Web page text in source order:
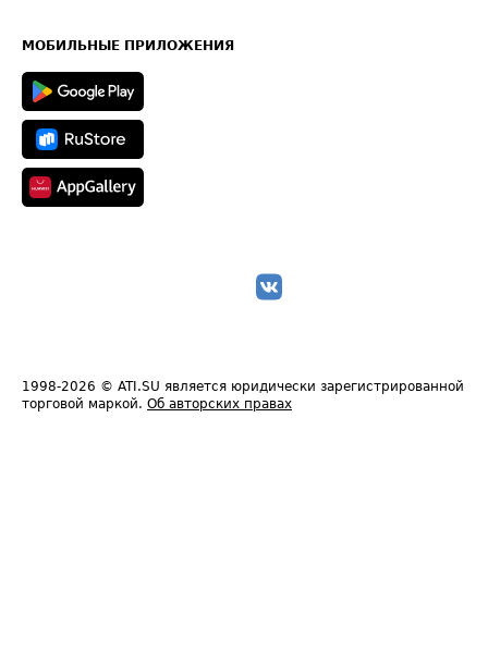
Техническая информация
МОБИЛЬНЫЕ ПРИЛОЖЕНИЯ
1998-2026 © ATI.SU является юридически зарегистрированной
торговой маркой. Об авторских правах